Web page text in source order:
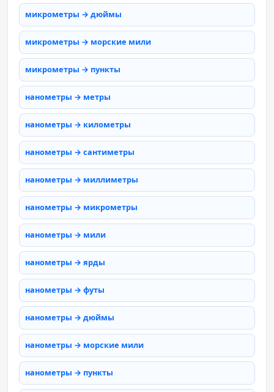
микрометры → дюймы
микрометры → морские мили
микрометры → пункты
нанометры → метры
нанометры → километры
нанометры → сантиметры
нанометры → миллиметры
нанометры → микрометры
нанометры → мили
нанометры → ярды
нанометры → футы
нанометры → дюймы
нанометры → морские мили
нанометры → пункты